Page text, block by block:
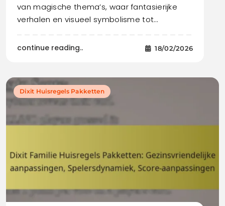
van magische thema’s, waar fantasierijke
verhalen en visueel symbolisme tot…
continue reading.. 18/02/2026
Dixit Huisregels Pakketten